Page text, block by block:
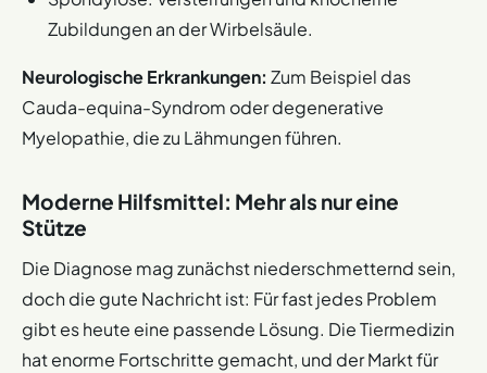
Zubildungen an der Wirbelsäule.
Neurologische Erkrankungen: Zum Beispiel das
Cauda-equina-Syndrom oder degenerative
Myelopathie, die zu Lähmungen führen.
Moderne Hilfsmittel: Mehr als nur eine
Stütze
Die Diagnose mag zunächst niederschmetternd sein,
doch die gute Nachricht ist: Für fast jedes Problem
gibt es heute eine passende Lösung. Die Tiermedizin
hat enorme Fortschritte gemacht, und der Markt für